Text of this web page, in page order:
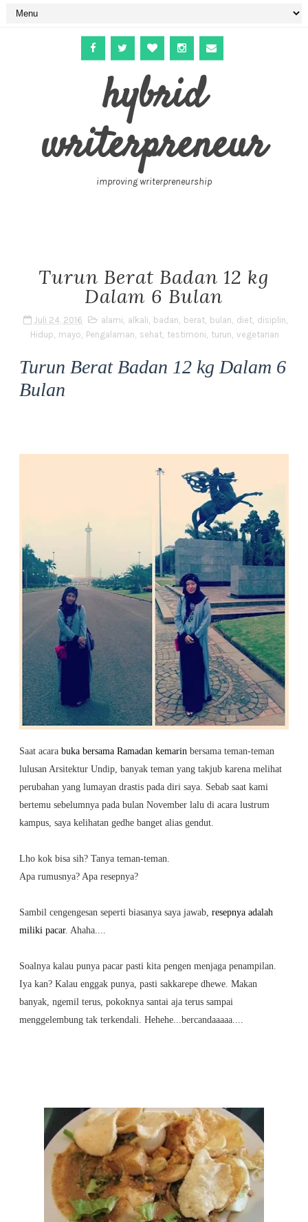
hybrid
writerpreneur
improving writerpreneurship
Turun Berat Badan 12 kg
Dalam 6 Bulan
Juli 24, 2016 alami, alkali, badan, berat, bulan, diet, disiplin,
Hidup, mayo, Pengalaman, sehat, testimoni, turun, vegetarian
Turun Berat Badan 12 kg Dalam 6
Bulan
Saat acara buka bersama Ramadan kemarinbersama teman-teman
lulusan Arsitektur Undip, banyak teman yang takjub karena melihat
perubahan yang lumayan drastis pada diri saya. Sebab saat kami
bertemu sebelumnya pada bulan November lalu di acara lustrum
kampus, saya kelihatan gedhe banget alias gendut.
Lho kok bisa sih? Tanya teman-teman.
Apa rumusnya? Apa resepnya?
Sambil cengengesan seperti biasanya saya jawab, resepnya adalah
miliki pacar. Ahaha....
Soalnya kalau punya pacar pasti kita pengen menjaga penampilan.
Iya kan? Kalau enggak punya, pasti sakkarepe dhewe. Makan
banyak, ngemil terus, pokoknya santai aja terus sampai
menggelembung tak terkendali. Hehehe...bercandaaaaa....